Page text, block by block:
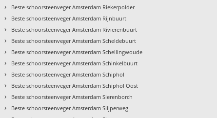
› Beste schoorsteenveger Amsterdam Riekerpolder
› Beste schoorsteenveger Amsterdam Rijnbuurt
› Beste schoorsteenveger Amsterdam Rivierenbuurt
› Beste schoorsteenveger Amsterdam Scheldebuurt
› Beste schoorsteenveger Amsterdam Schellingwoude
› Beste schoorsteenveger Amsterdam Schinkelbuurt
› Beste schoorsteenveger Amsterdam Schiphol
› Beste schoorsteenveger Amsterdam Schiphol Oost
› Beste schoorsteenveger Amsterdam Sierenborch
› Beste schoorsteenveger Amsterdam Slijperweg